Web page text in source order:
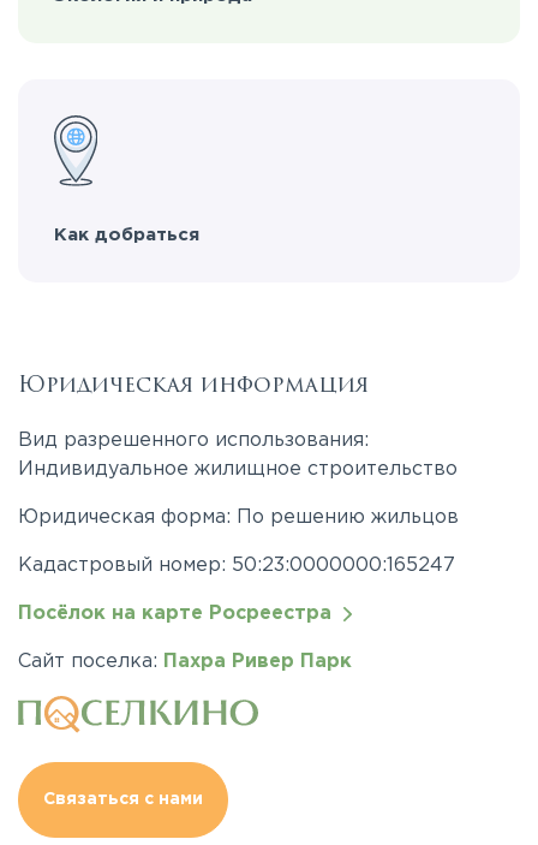
Как добраться
Юридическая информация
Вид разрешенного использования:
Индивидуальное жилищное строительство
Юридическая форма: По решению жильцов
Кадастровый номер: 50:23:0000000:165247
Посёлок на карте Росреестра
Сайт поселка: Пахра Ривер Парк
Связаться с нами